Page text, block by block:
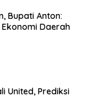
Bupati Anton:
Daerah
United, Prediksi